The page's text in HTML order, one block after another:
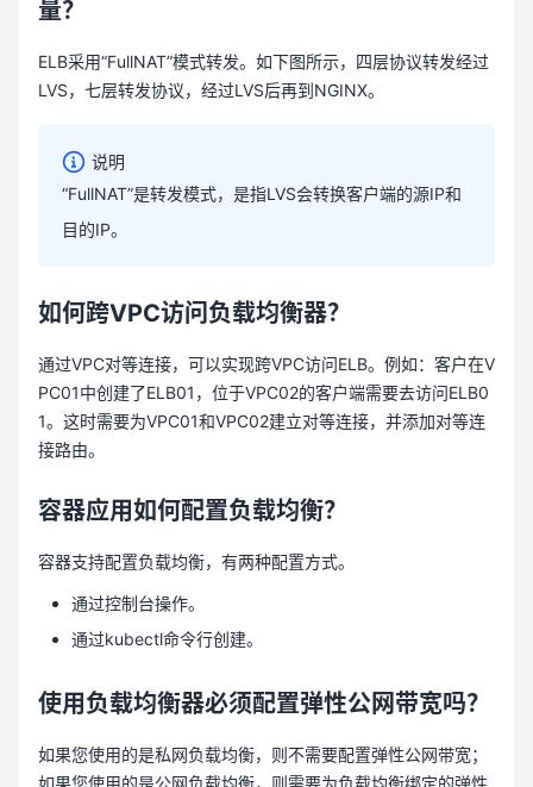
量？
ELB采用“FullNAT”模式转发。如下图所示，四层协议转发经过
LVS，七层转发协议，经过LVS后再到NGINX。
说明
“FullNAT”是转发模式，是指LVS会转换客户端的源IP和
目的IP。
如何跨VPC访问负载均衡器？
通过VPC对等连接，可以实现跨VPC访问ELB。例如：客户在V
PC01中创建了ELB01，位于VPC02的客户端需要去访问ELB0
1。这时需要为VPC01和VPC02建立对等连接，并添加对等连
接路由。
容器应用如何配置负载均衡？
容器支持配置负载均衡，有两种配置方式。
通过控制台操作。
通过kubectl命令行创建。
使用负载均衡器必须配置弹性公网带宽吗？
如果您使用的是私网负载均衡，则不需要配置弹性公网带宽；
如果您使用的是公网负载均衡，则需要为负载均衡绑定的弹性